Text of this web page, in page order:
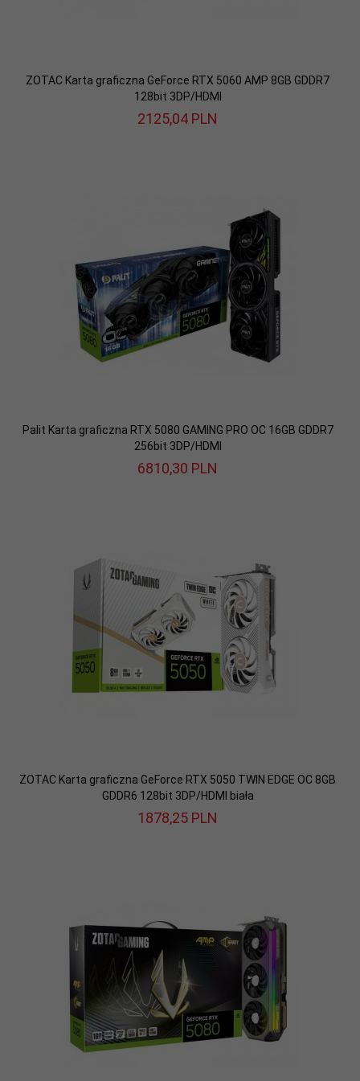
ZOTAC Karta graficzna GeForce RTX 5060 AMP 8GB GDDR7
128bit 3DP/HDMI
2125,04 PLN
Palit Karta graficzna RTX 5080 GAMING PRO OC 16GB GDDR7
256bit 3DP/HDMI
6810,30 PLN
ZOTAC Karta graficzna GeForce RTX 5050 TWIN EDGE OC 8GB
GDDR6 128bit 3DP/HDMI biała
1878,25 PLN